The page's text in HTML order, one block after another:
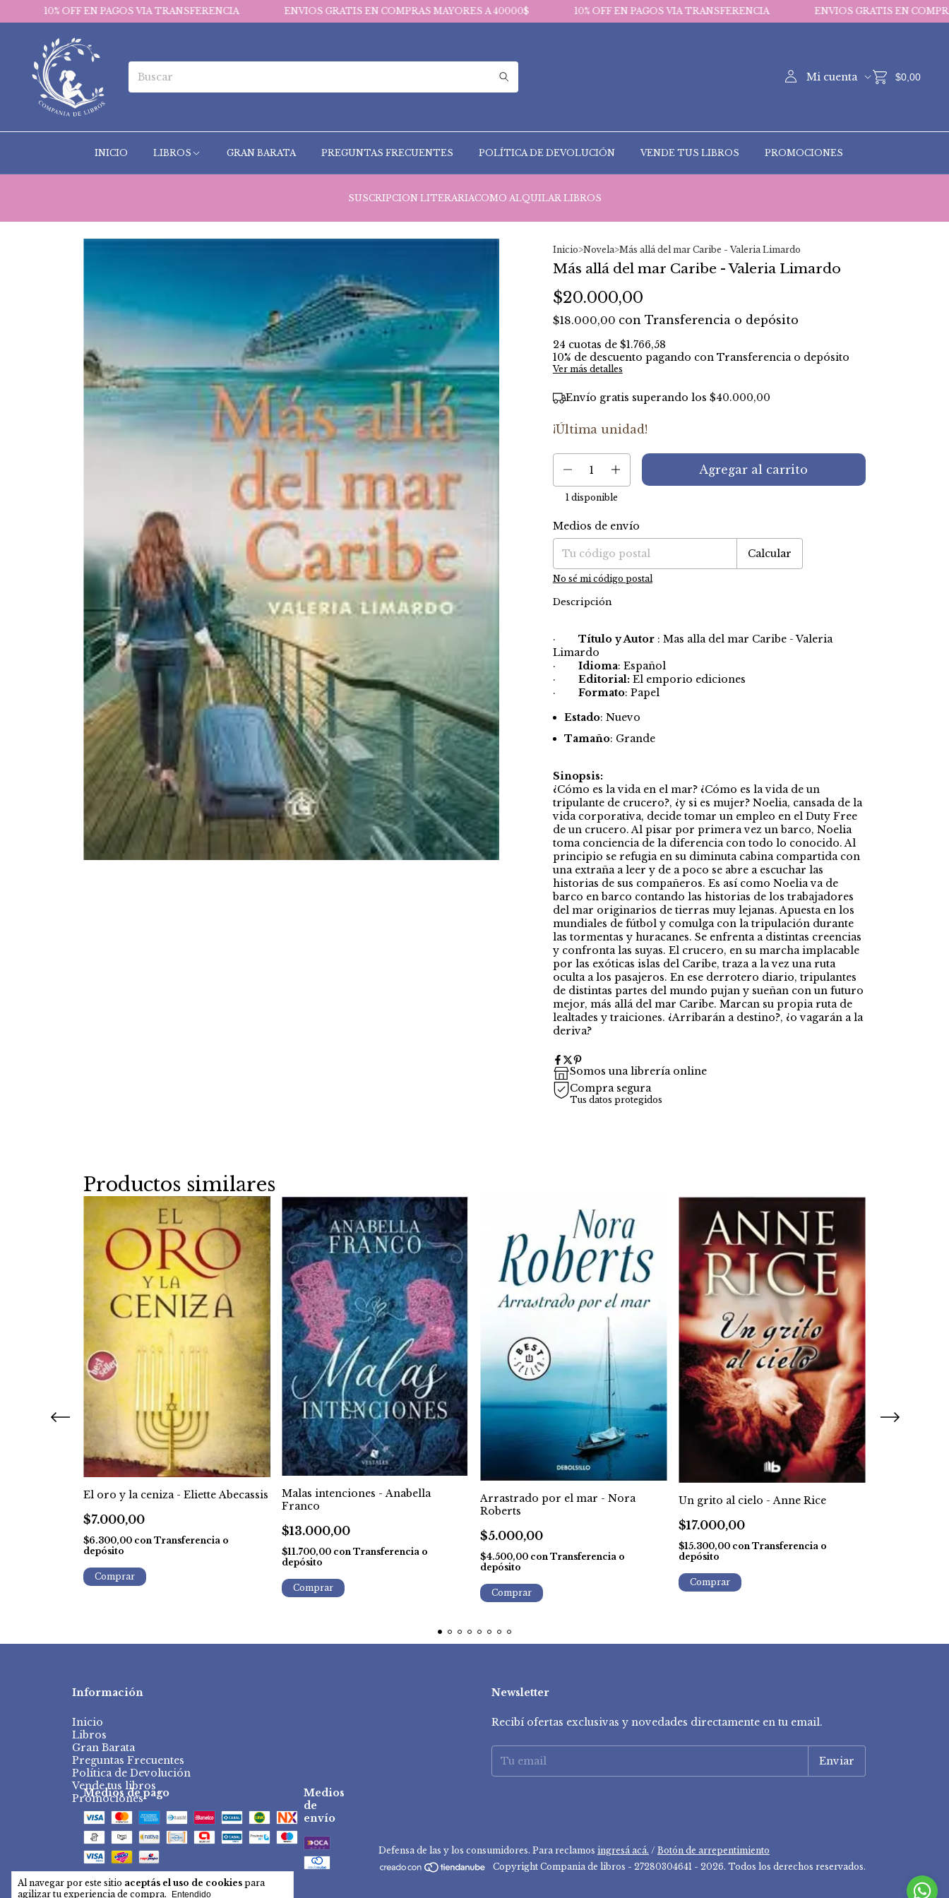
EN PAGOS VIA TRANSFERENCIA ENVIOS GRATIS EN COMPRAS MAYORES A 40000$ 10% OFF EN PAGOS VIA TRANSFERENCIA ENVIOS GRATIS EN COMPRAS MAYORES
Mi cuenta $0,00
INICIO LIBROS GRAN BARATA PREGUNTAS FRECUENTES POLÍTICA DE DEVOLUCIÓN VENDE TUS LIBROS PROMOCIONES
Al navegar por este sitio aceptás el uso de cookies para
agilizar tu experiencia de compra.
Entendido
SUSCRIPCION LITERARIACOMO ALQUILAR LIBROS
Inicio>Novela>Más allá del mar Caribe - Valeria Limardo
Más allá del mar Caribe - Valeria Limardo
$20.000,00
$18.000,00 con Transferencia o depósito
24 cuotas de $1.766,58
10% de descuento pagando con Transferencia o depósito
Ver más detalles
Envío gratis superando los$40.000,00
¡Última unidad!
1 disponible
Entregas para el CP:
Medios de envío
Calcular
No sé mi código postal
Descripción
· Título y Autor : Mas alla del mar Caribe - Valeria
Limardo
· Idioma: Español
· Editorial: El emporio ediciones
· Formato: Papel
Estado: Nuevo
Tamaño: Grande
Sinopsis:
¿Cómo es la vida en el mar? ¿Cómo es la vida de un
tripulante de crucero?, ¿y si es mujer? Noelia, cansada de la
vida corporativa, decide tomar un empleo en el Duty Free
de un crucero. Al pisar por primera vez un barco, Noelia
toma conciencia de la diferencia con todo lo conocido. Al
principio se refugia en su diminuta cabina compartida con
una extraña a leer y de a poco se abre a escuchar las
historias de sus compañeros. Es así como Noelia va de
barco en barco contando las historias de los trabajadores
del mar originarios de tierras muy lejanas. Apuesta en los
mundiales de fútbol y comulga con la tripulación durante
las tormentas y huracanes. Se enfrenta a distintas creencias
y confronta las suyas. El crucero, en su marcha implacable
por las exóticas islas del Caribe, traza a la vez una ruta
oculta a los pasajeros. En ese derrotero diario, tripulantes
de distintas partes del mundo pujan y sueñan con un futuro
mejor, más allá del mar Caribe. Marcan su propia ruta de
lealtades y traiciones. ¿Arribarán a destino?, ¿o vagarán a la
deriva?
Somos una librería online
Compra segura
Tus datos protegidos
Productos similares
El oro y la ceniza - Eliette Abecassis
$7.000,00
$6.300,00 con Transferencia o
depósito
Malas intenciones - Anabella
Franco
$13.000,00
$11.700,00 con Transferencia o
depósito
Arrastrado por el mar - Nora
Roberts
$5.000,00
$4.500,00 con Transferencia o
depósito
Un grito al cielo - Anne Rice
$17.000,00
$15.300,00 con Transferencia o
depósito
Información
Inicio
Libros
Gran Barata
Preguntas Frecuentes
Política de Devolución
Vende tus libros
Promociones
Newsletter
Recibí ofertas exclusivas y novedades directamente en tu email.
Medios de pago
Medios
de
envío
Defensa de las y los consumidores. Para reclamos ingresá acá. / Botón de arrepentimiento
Copyright Compania de libros - 27280304641 - 2026. Todos los derechos reservados.